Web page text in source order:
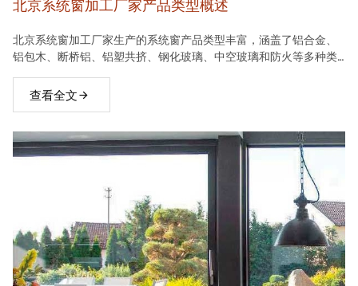
北京系统窗加工厂家产品类型概述
北京系统窗加工厂家生产的系统窗产品类型丰富，涵盖了铝合金、
铝包木、断桥铝、铝塑共挤、钢化玻璃、中空玻璃和防火等多种类
满足不同客户的需求。
查看全文